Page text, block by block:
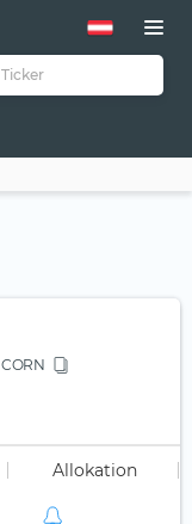
CORN
Allokation